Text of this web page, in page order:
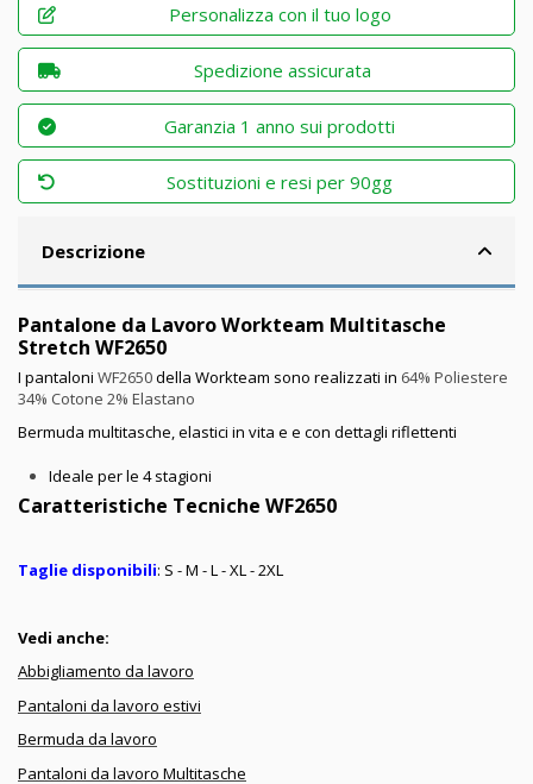
Personalizza con il tuo logo
Spedizione assicurata
Garanzia 1 anno sui prodotti
Sostituzioni e resi per 90gg
Descrizione
Pantalone da Lavoro Workteam Multitasche
Stretch WF2650
I pantaloni WF2650della Workteam sono realizzati in 64% Poliestere
34% Cotone 2% Elastano
Bermuda multitasche, elastici in vita e e con dettagli riflettenti
Ideale per le 4 stagioni
Caratteristiche Tecniche WF2650
Taglie disponibili: S - M - L - XL - 2XL
Vedi anche:
Abbigliamento da lavoro
Pantaloni da lavoro estivi
Bermuda da lavoro
Pantaloni da lavoro Multitasche